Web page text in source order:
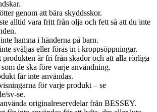
genom att bära skyddsskor.
alltid vara fritt från olja och fett så att du inte
hamna i händerna på barn.
sväljas eller föras in i kroppsöppningar.
produkten är fri från skador och att alla rörliga
de ska före varje användning.
får inte användas.
för varje produkt – se
sv-se.
originalreservdelar från BESSEY.